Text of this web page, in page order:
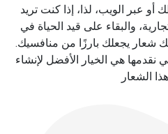
عبر الويب، لذا، إذا كنت تريد
والبقاء على قيد الحياة في
شعار يجعلك بارزًا من منافسيك.
نقدمها هي الخيار الأفضل لإنشاء